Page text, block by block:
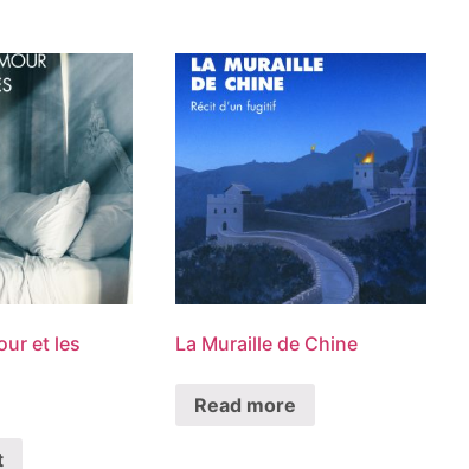
et les
La Muraille de Chine
Read more